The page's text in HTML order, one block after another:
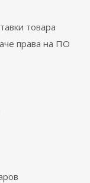
товара
права на ПО